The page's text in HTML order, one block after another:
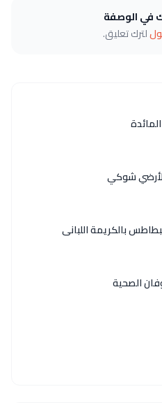
في الوصفة
لترك تعليق.
شوكي
بالكريمة اللبانى
الصحية